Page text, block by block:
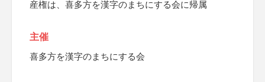
産権は、喜多方を漢字のまちにする会に帰属
主催
喜多方を漢字のまちにする会